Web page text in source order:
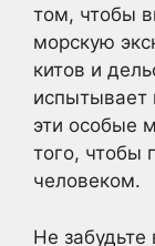
том, чтобы
морскую
китов и
испытывает
эти особые
того, чтобы
человеком.
Не забудьте